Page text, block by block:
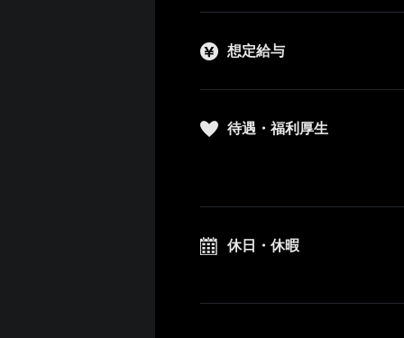
想定給与
待遇・福利厚生
休日・休暇